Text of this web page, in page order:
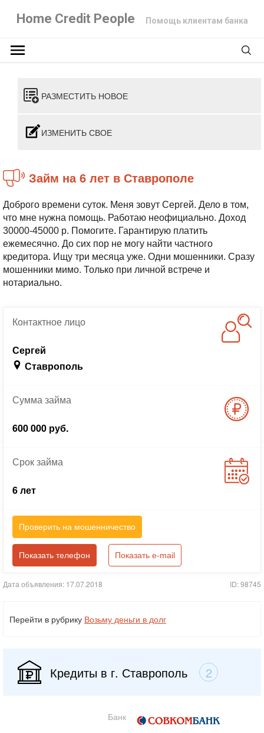
Home Credit People Помощь клиентам банка
РАЗМЕСТИТЬ НОВОЕ
ИЗМЕНИТЬ СВОЕ
Займ на 6 лет в Ставрополе
Доброго времени суток. Меня зовут Сергей. Дело в том,
что мне нужна помощь. Работаю неофициально. Доход
30000-45000 р. Помогите. Гарантирую платить
ежемесячно. До сих пор не могу найти частного
кредитора. Ищу три месяца уже. Одни мошенники. Сразу
мошенники мимо. Только при личной встрече и
нотариально.
Контактноелицо
Сергей
Ставрополь
Суммазайма
600 000 руб.
Срокзайма
6 лет
Проверить на мошенничество
Показать телефон Показать e-mail
Дата объявления: 17.07.2018 ID: 98745
Перейти в рубрику Возьму деньги в долг
Кредиты в г. Ставрополь 2
Банк